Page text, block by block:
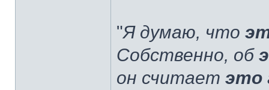
"Я думаю, что
Собственно, об
он считает это